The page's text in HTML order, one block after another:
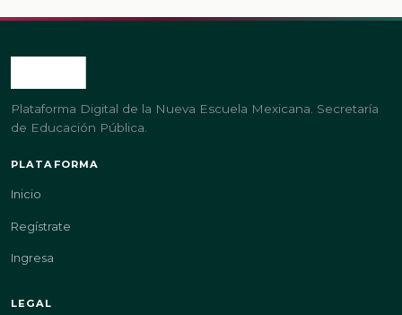
Plataforma Digital de la Nueva Escuela Mexicana. Secretaría
de Educación Pública.
PLATAFORMA
Inicio
Regístrate
Ingresa
LEGAL